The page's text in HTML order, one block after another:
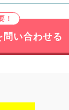
い合わせる